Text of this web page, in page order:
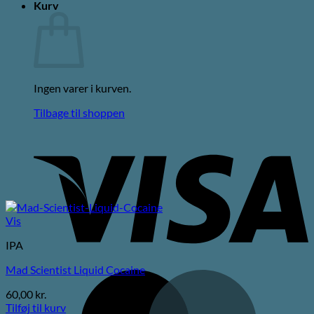
Kurv
Ingen varer i kurven.
Tilbage til shoppen
Vis
IPA
Mad Scientist Liquid Cocaine
60,00 kr.
Tilføj til kurv